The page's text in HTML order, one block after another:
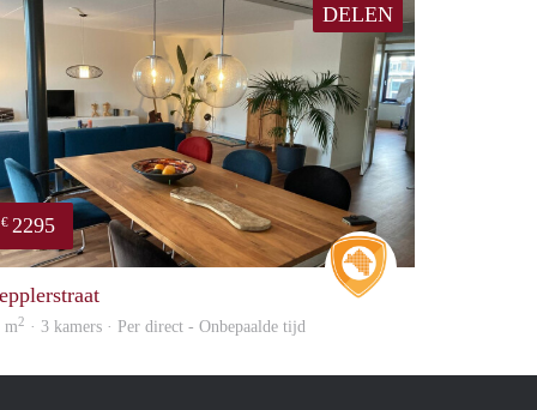
DELEN
€ 2295
m2 · 3 kamers · Per direct - Onbepaalde tijd